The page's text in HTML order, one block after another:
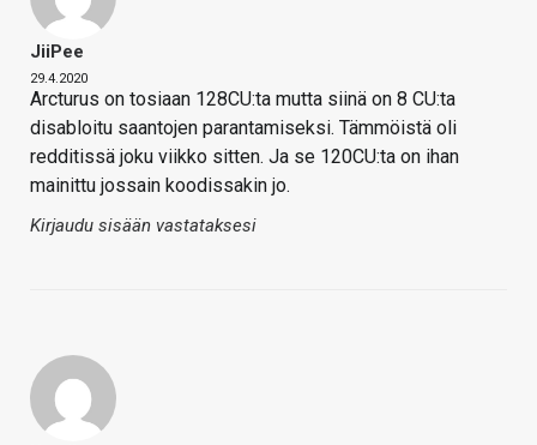
JiiPee
29.4.2020
Arcturus on tosiaan 128CU:ta mutta siinä on 8 CU:ta
disabloitu saantojen parantamiseksi. Tämmöistä oli
redditissä joku viikko sitten. Ja se 120CU:ta on ihan
mainittu jossain koodissakin jo.
Kirjaudu sisään vastataksesi